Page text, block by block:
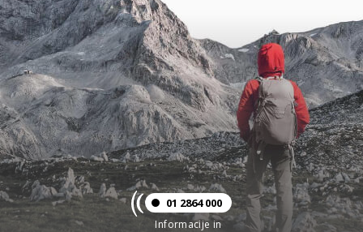
01 2864 000
Informacije in